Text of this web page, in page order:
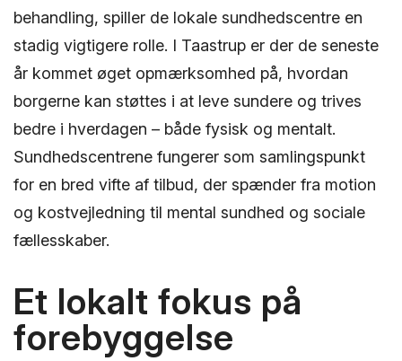
behandling, spiller de lokale sundhedscentre en
stadig vigtigere rolle. I Taastrup er der de seneste
år kommet øget opmærksomhed på, hvordan
borgerne kan støttes i at leve sundere og trives
bedre i hverdagen – både fysisk og mentalt.
Sundhedscentrene fungerer som samlingspunkt
for en bred vifte af tilbud, der spænder fra motion
og kostvejledning til mental sundhed og sociale
fællesskaber.
Et lokalt fokus på
forebyggelse